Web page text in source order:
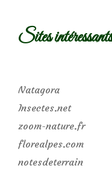
Sites intéressants
Natagora
Insectes.net
zoom-nature.fr
florealpes.com
notesdeterrain